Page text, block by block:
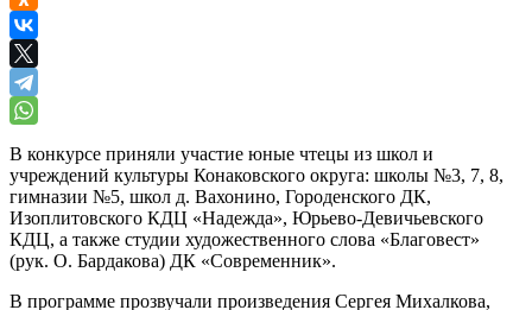
В конкурсе приняли участие юные чтецы из школ и
учреждений культуры Конаковского округа: школы №3, 7, 8,
гимназии №5, школ д. Вахонино, Городенского ДК,
Изоплитовского КДЦ «Надежда», Юрьево-Девичьевского
КДЦ, а также студии художественного слова «Благовест»
(рук. О. Бардакова) ДК «Современник».
В программе прозвучали произведения Сергея Михалкова,